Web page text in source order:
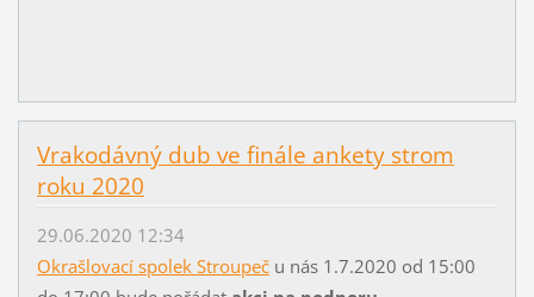
Vrakodávný dub ve finále ankety strom
roku 2020
29.06.2020 12:34
Okrašlovací spolek Stroupeču nás 1.7.2020 od 15:00